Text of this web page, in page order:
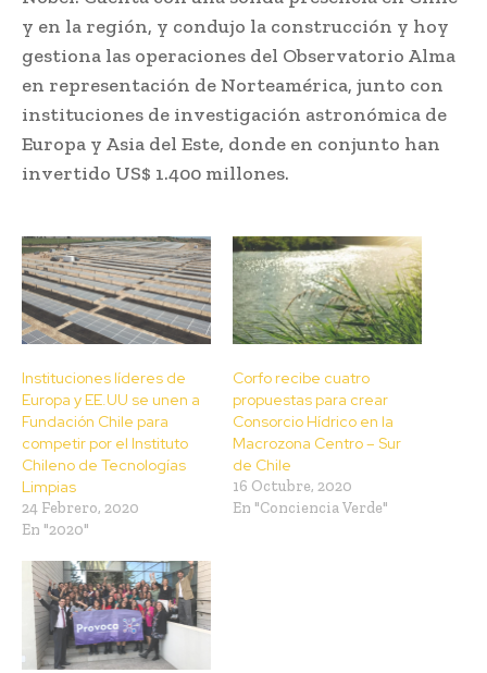
y en la región, y condujo la construcción y hoy
gestiona las operaciones del Observatorio Alma
en representación de Norteamérica, junto con
instituciones de investigación astronómica de
Europa y Asia del Este, donde en conjunto han
invertido US$ 1.400 millones.
Instituciones líderes de
Europa y EE.UU se unen a
Fundación Chile para
competir por el Instituto
Chileno de Tecnologías
Limpias
24 Febrero, 2020
En "2020"
Corfo recibe cuatro
propuestas para crear
Consorcio Hídrico en la
Macrozona Centro – Sur
de Chile
16 Octubre, 2020
En "Conciencia Verde"